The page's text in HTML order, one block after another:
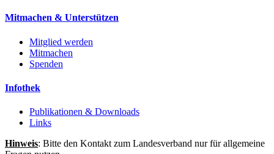
Mitmachen & Unterstützen
Mitglied werden
Mitmachen
Spenden
Infothek
Publikationen & Downloads
Links
Hinweis: Bitte den Kontakt zum Landesverband nur für allgemeine